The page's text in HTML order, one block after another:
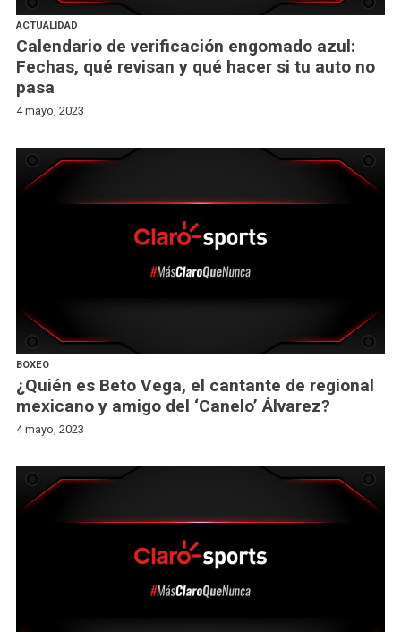
ACTUALIDAD
Calendario de verificación engomado azul:
Fechas, qué revisan y qué hacer si tu auto no
pasa
4 mayo, 2023
BOXEO
¿Quién es Beto Vega, el cantante de regional
mexicano y amigo del ‘Canelo’ Álvarez?
4 mayo, 2023